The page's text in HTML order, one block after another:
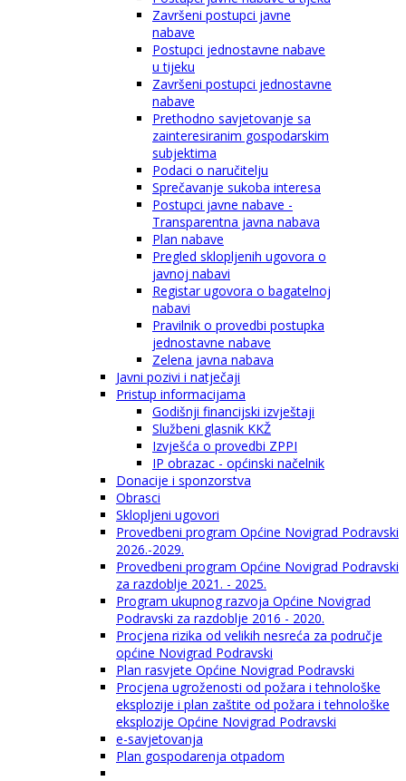
Završeni postupci javne
nabave
Postupci jednostavne nabave
u tijeku
Završeni postupci jednostavne
nabave
Prethodno savjetovanje sa
zainteresiranim gospodarskim
subjektima
Podaci o naručitelju
Sprečavanje sukoba interesa
Postupci javne nabave -
Transparentna javna nabava
Plan nabave
Pregled sklopljenih ugovora o
javnoj nabavi
Registar ugovora o bagatelnoj
nabavi
Pravilnik o provedbi postupka
jednostavne nabave
Zelena javna nabava
Javni pozivi i natječaji
Pristup informacijama
Godišnji financijski izvještaji
Službeni glasnik KKŽ
Izvješća o provedbi ZPPI
IP obrazac - općinski načelnik
Donacije i sponzorstva
Obrasci
Sklopljeni ugovori
Provedbeni program Općine Novigrad Podravski
2026.-2029.
Provedbeni program Općine Novigrad Podravski
za razdoblje 2021. - 2025.
Program ukupnog razvoja Općine Novigrad
Podravski za razdoblje 2016 - 2020.
Procjena rizika od velikih nesreća za područje
općine Novigrad Podravski
Plan rasvjete Općine Novigrad Podravski
Procjena ugroženosti od požara i tehnološke
eksplozije i plan zaštite od požara i tehnološke
eksplozije Općine Novigrad Podravski
e-savjetovanja
Plan gospodarenja otpadom